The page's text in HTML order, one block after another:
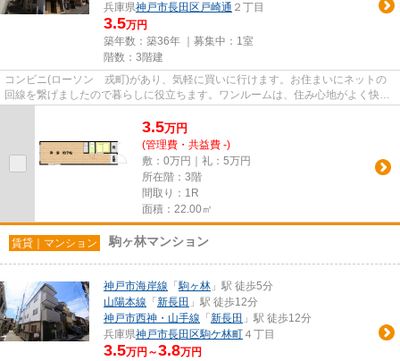
兵庫県神戸市長田区 戸崎通 ２丁目
3.5万円
築年数：築36年 ｜募集中： 1室
階数：3階建
コンビニ(ローソン 戎町)があり、気軽に買いに行けます。お住まいにネットの
回線を繋げましたので暮らしに役立ちます。ワンルームは、住み心地がよく快適
3.5万円
(管理費・共益費 -)
敷：0万円｜礼：5万円
所在階：3階
間取り：1R
面積：22.00㎡
賃貸｜マンション 駒ヶ林マンション
神戸市海岸線 「駒ヶ林 」駅 徒歩5分
山陽本線 「 新長田 」駅 徒歩12分
神戸市西神・山手線 「 新長田 」駅 徒歩12分
兵庫県神戸市長田区駒ケ林町 ４丁目
3.5万円～3.8万円